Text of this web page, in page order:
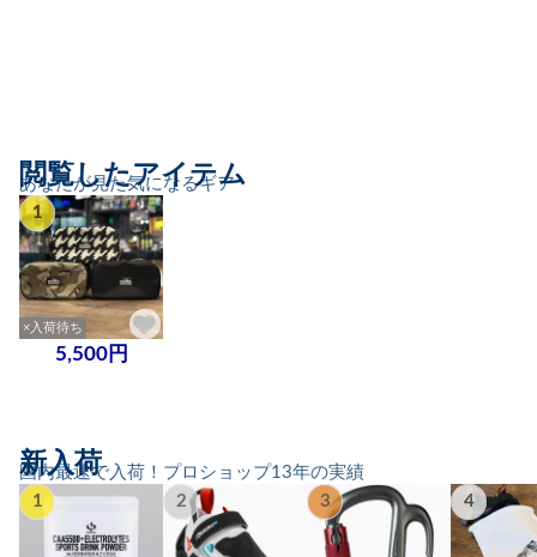
あなたが見た気になるギア
閲覧したアイテム
1
×入荷待ち
5,500円
国内最速で入荷！プロショップ13年の実績
新入荷
1 2 3 4